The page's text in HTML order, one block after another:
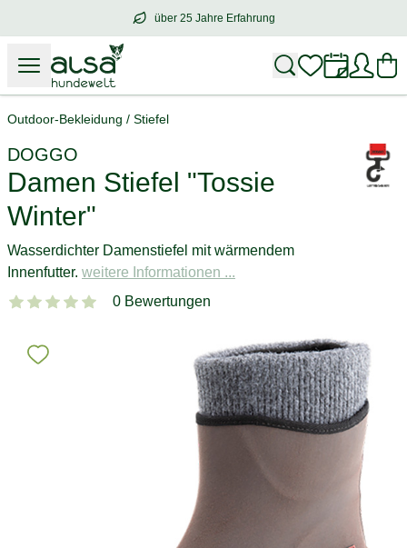
über 25 Jahre Erfahrung
über25 Jahre Erfahrung
Outdoor-Bekleidung / Stiefel
DOGGO
Damen Stiefel "Tossie
Winter"
Wasserdichter Damenstiefel mit wärmendem
Innenfutter. weitere Informationen ...
0 Bewertungen